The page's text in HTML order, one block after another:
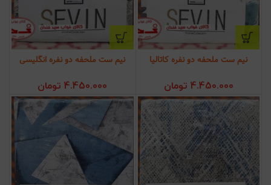
نیم ست ملحفه دو نفره کاتالیا
4.450.000 تومان
نیم ست ملحفه دو نفره انگلیسی
4.450.000 تومان